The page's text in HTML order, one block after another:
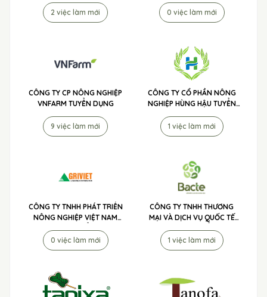
2 việc làm mới 0 việc làm mới
CÔNG TY CP NÔNG NGHIỆP
VNFARM TUYỂN DỤNG
9 việc làm mới
CÔNG TY CỔ PHẦN NÔNG
NGHIỆP HÙNG HẬU TUYỂN
DỤNG
1 việc làm mới
CÔNG TY TNHH PHÁT TRIỂN
NÔNG NGHIỆP VIỆT NAM
(AGRIVIET) TUYỂN DỤNG
0 việc làm mới
CÔNG TY TNHH THƯƠNG
MẠI VÀ DỊCH VỤ QUỐC TẾ
TIP TO MÃ LAI TUYỂN DỤNG
1 việc làm mới